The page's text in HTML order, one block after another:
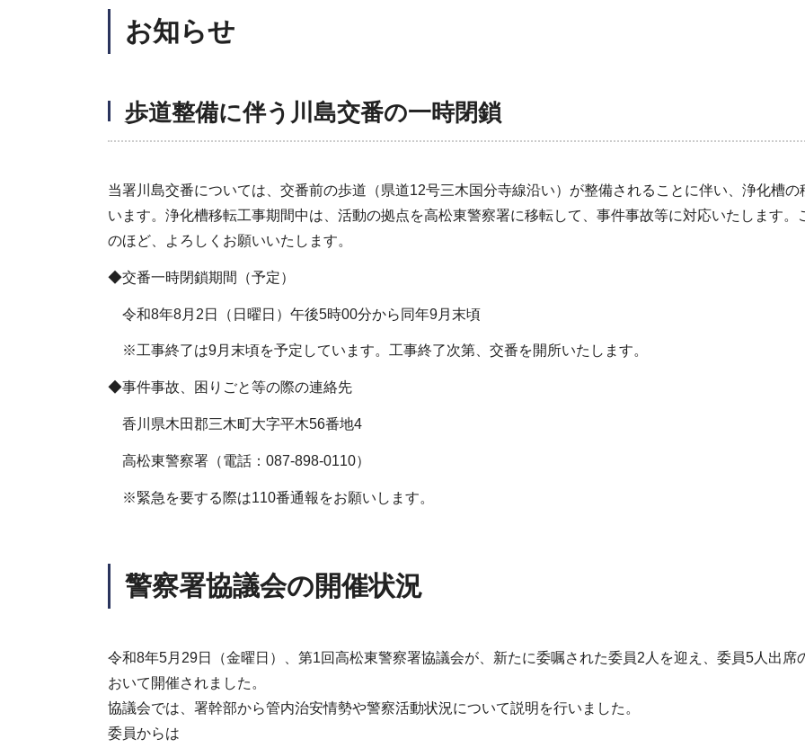
お知らせ
歩道整備に伴う川島交番の一時閉鎖
当署川島交番については、交番前の歩道（県道12号三木国分寺線沿い）が整備されることに伴い、浄化槽の
います。浄化槽移転工事期間中は、活動の拠点を高松東警察署に移転して、事件事故等に対応いたします。
のほど、よろしくお願いいたします。
◆交番一時閉鎖期間（予定）
令和8年8月2日（日曜日）午後5時00分から同年9月末頃
※工事終了は9月末頃を予定しています。工事終了次第、交番を開所いたします。
◆事件事故、困りごと等の際の連絡先
香川県木田郡三木町大字平木56番地4
高松東警察署（電話：087-898-0110）
※緊急を要する際は110番通報をお願いします。
警察署協議会の開催状況
令和8年5月29日（金曜日）、第1回高松東警察署協議会が、新たに委嘱された委員2人を迎え、委員5人出席
おいて開催されました。
協議会では、署幹部から管内治安情勢や警察活動状況について説明を行いました。
委員からは